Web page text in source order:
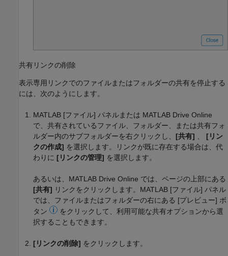
共有リンクの削除
表示専用リンクでのファイルまたはフォルダーの共有を停止する
には、次のようにします。
MATLAB [ファイル] パネルまたは MATLAB Drive Online
で、共有されているファイル、フォルダー、または共有フォ
ルダー内のサブフォルダーを右クリックし、 [共有]
[リン
クの作成] を選択します。リンクが既に存在する場合は、代
わりに [リンクの管理] を選択します。
あるいは、 MATLAB Drive Online では、ページの上部にある
[共有] リンクをクリックします。MATLAB [ファイル] パネル
では、ファイルまたはフォルダーの右にある [プレビュー] ボ
タン
をクリックして、利用可能な共有オプションから選
択することもできます。
[リンクの削除] をクリックします。